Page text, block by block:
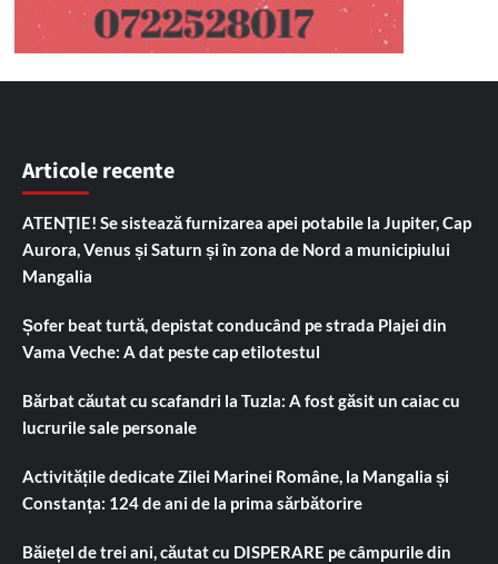
Articole recente
ATENȚIE! Se sistează furnizarea apei potabile la Jupiter, Cap
Aurora, Venus și Saturn și în zona de Nord a municipiului
Mangalia
Șofer beat turtă, depistat conducând pe strada Plajei din
Vama Veche: A dat peste cap etilotestul
Bărbat căutat cu scafandri la Tuzla: A fost găsit un caiac cu
lucrurile sale personale
Activitățile dedicate Zilei Marinei Române, la Mangalia și
Constanța: 124 de ani de la prima sărbătorire
Băiețel de trei ani, căutat cu DISPERARE pe câmpurile din